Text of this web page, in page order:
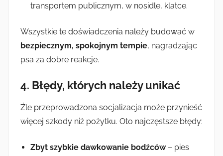
transportem publicznym, w nosidle, klatce.
Wszystkie te doświadczenia należy budować w
bezpiecznym, spokojnym tempie, nagradzając
psa za dobre reakcje.
4. Błędy, których należy unikać
Źle przeprowadzona socjalizacja może przynieść
więcej szkody niż pożytku. Oto najczęstsze błędy:
Zbyt szybkie dawkowanie bodźców– pies